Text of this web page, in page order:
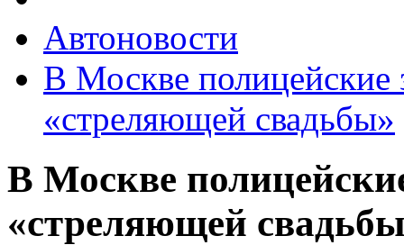
Автоновости
В Москве полицейские
«стреляющей свадьбы»
В Москве
«стреляющей